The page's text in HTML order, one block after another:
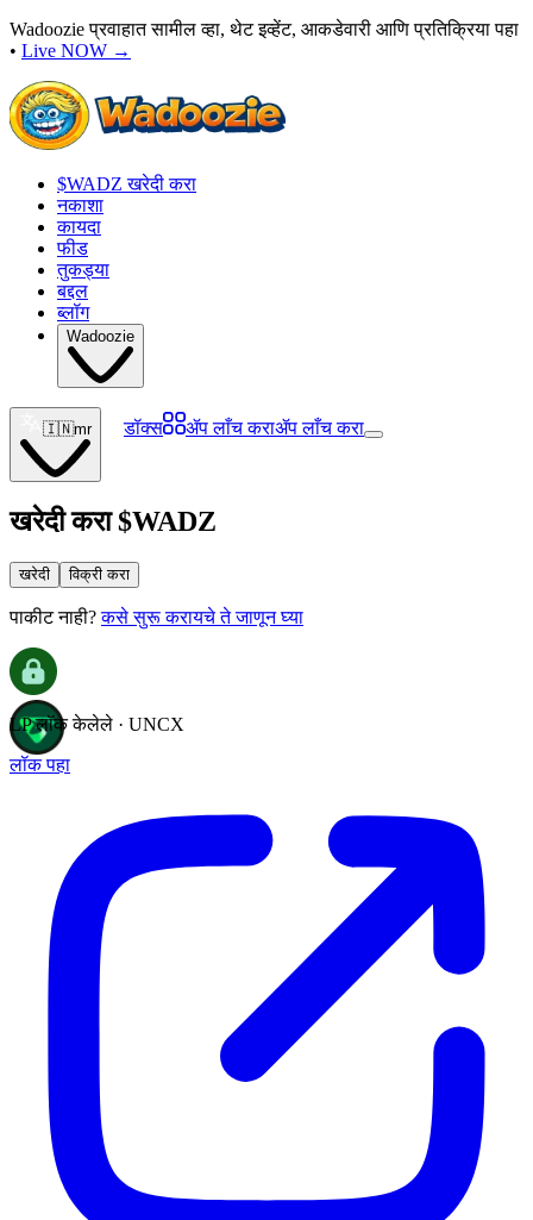
Wadoozie प्रवाहात सामील व्हा, थेट इव्हेंट, आकडेवारी आणि प्रतिक्रिया पहा
• Live NOW →
$WADZ खरेदी करा
नकाशा
कायदा
फीड
तुकड्या
बद्दल
ब्लॉग
Wadoozie
🇮🇳mr डॉक्स ॲप लाँच कराॲप लाँच करा
खरेदी करा$WADZ
खरेदी विक्री करा
पाकीट नाही? कसे सुरू करायचे ते जाणून घ्या
LP लॉक केलेले · UNCX
लॉक पहा